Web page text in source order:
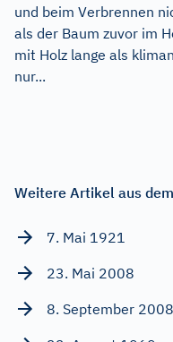
und beim Verbrennen
als der Baum zuvor im
mit Holz lange als
nur...
Weitere Artikel aus
7. Mai 1921
23. Mai 2008
8. September 2008